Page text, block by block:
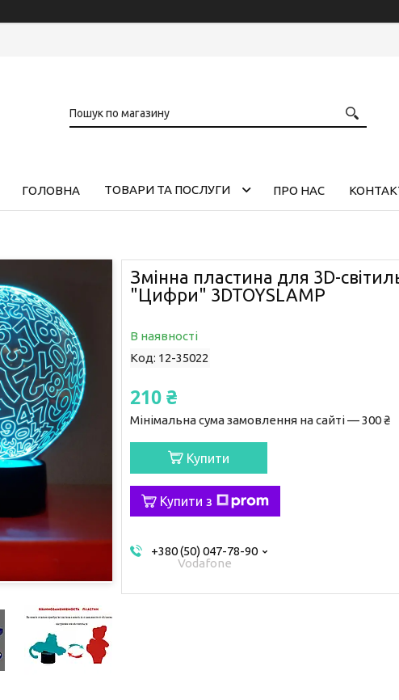
ГОЛОВНА ТОВАРИ ТА ПОСЛУГИ ПРО НАС
Змінна пластина для 3D-
"Цифри" 3DTOYSLAMP
В наявності
Код: 12-35022
210 ₴
Мінімальна сума замовлення на сайті — 300 ₴
Купити
Купити з
+380 (50) 047-78-90
Vodafone